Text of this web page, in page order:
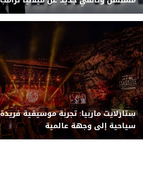
ستارلايت ماربيا: تجربة موسيقية
سياحية إلى وجهة عالمية